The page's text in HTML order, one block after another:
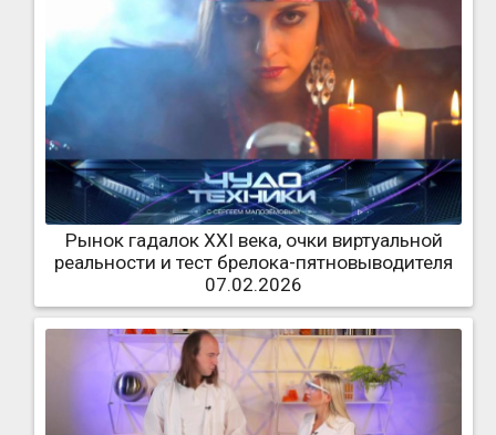
Рынок гадалок XXI века, очки виртуальной
реальности и тест брелока-пятновыводителя
07.02.2026